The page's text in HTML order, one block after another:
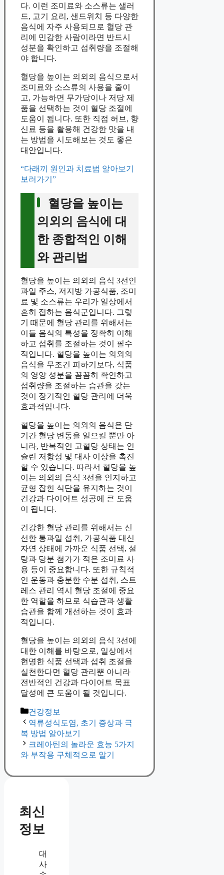
다. 이런 조미료와 소스류는 샐러
드, 고기 요리, 샌드위치 등 다양한
음식에 자주 사용되므로 혈당 관
리에 민감한 사람이라면 반드시
성분을 확인하고 섭취량을 조절해
야 합니다.
혈당을 높이는 의외의 음식으로서
조미료와 소스류의 사용을 줄이
고, 가능하면 무가당이나 저당 제
품을 선택하는 것이 혈당 조절에
도움이 됩니다. 또한 직접 허브, 향
신료 등을 활용해 건강한 맛을 내
는 방법을 시도해보는 것도 좋은
대안입니다.
“다래끼 원인과 치료법 알아보기
보러가기”
혈당을 높이는
의외의 음식에 대
한 종합적인 이해
와 관리법
혈당을 높이는 의외의 음식 3선인
과일 주스, 저지방 가공식품, 조미
료 및 소스류는 우리가 일상에서
흔히 접하는 음식군입니다. 그렇
기 때문에 혈당 관리를 위해서는
이들 음식의 특성을 정확히 이해
하고 섭취를 조절하는 것이 필수
적입니다. 혈당을 높이는 의외의
음식을 무조건 피하기보다, 식품
의 영양 성분을 꼼꼼히 확인하고
섭취량을 조절하는 습관을 갖는
것이 장기적인 혈당 관리에 더욱
효과적입니다.
혈당을 높이는 의외의 음식은 단
기간 혈당 변동을 일으킬 뿐만 아
니라, 반복적인 고혈당 상태는 인
슐린 저항성 및 대사 이상을 촉진
할 수 있습니다. 따라서 혈당을 높
이는 의외의 음식 3선을 인지하고
균형 잡힌 식단을 유지하는 것이
건강과 다이어트 성공에 큰 도움
이 됩니다.
건강한 혈당 관리를 위해서는 신
선한 통과일 섭취, 가공식품 대신
자연 상태에 가까운 식품 선택, 설
탕과 당분 첨가가 적은 조미료 사
용 등이 중요합니다. 또한 규칙적
인 운동과 충분한 수분 섭취, 스트
레스 관리 역시 혈당 조절에 중요
한 역할을 하므로 식습관과 생활
습관을 함께 개선하는 것이 효과
적입니다.
혈당을 높이는 의외의 음식 3선에
대한 이해를 바탕으로, 일상에서
현명한 식품 선택과 섭취 조절을
실천한다면 혈당 관리뿐 아니라
전반적인 건강과 다이어트 목표
달성에 큰 도움이 될 것입니다.
Categories
건강정보
역류성식도염, 초기 증상과 극
복 방법 알아보기
크레아틴의 놀라운 효능 5가지
와 부작용 구체적으로 알기
최신
정보
대
사